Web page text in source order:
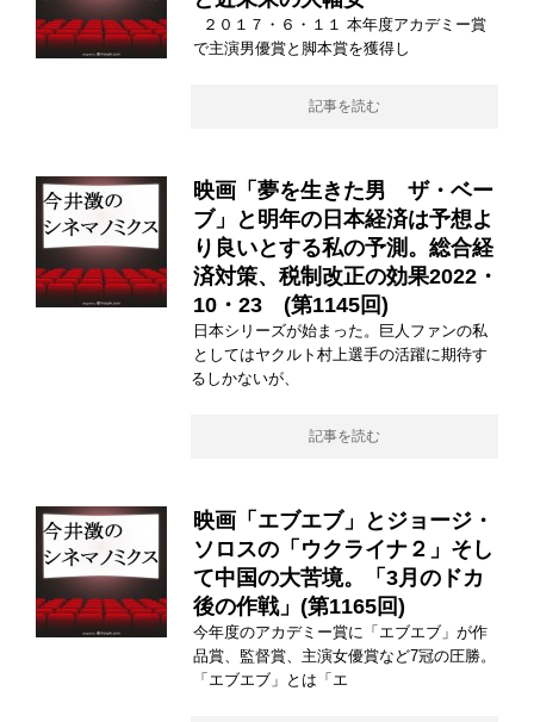
２０１７・６・１１ 本年度アカデミー賞
で主演男優賞と脚本賞を獲得し
記事を読む
映画「夢を生きた男 ザ・ベー
ブ」と明年の日本経済は予想よ
り良いとする私の予測。総合経
済対策、税制改正の効果2022・
10・23 (第1145回)
日本シリーズが始まった。巨人ファンの私
としてはヤクルト村上選手の活躍に期待す
るしかないが、
記事を読む
映画「エブエブ」とジョージ・
ソロスの「ウクライナ２」そし
て中国の大苦境。「3月のドカ
後の作戦」(第1165回)
今年度のアカデミー賞に「エブエブ」が作
品賞、監督賞、主演女優賞など7冠の圧勝。
「エブエブ」とは「エ